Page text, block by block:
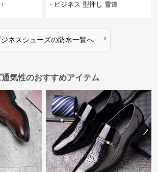
- ビジネス 型押し 雪道
ジネスシューズの防水一覧へ ›
気性のおすすめアイテム